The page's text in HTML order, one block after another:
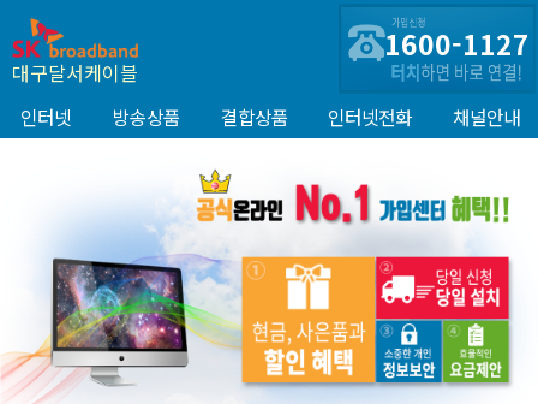
대구달서케이블
1600-1127
인터넷 방송상품 결합상품 인터넷전화 채널안내